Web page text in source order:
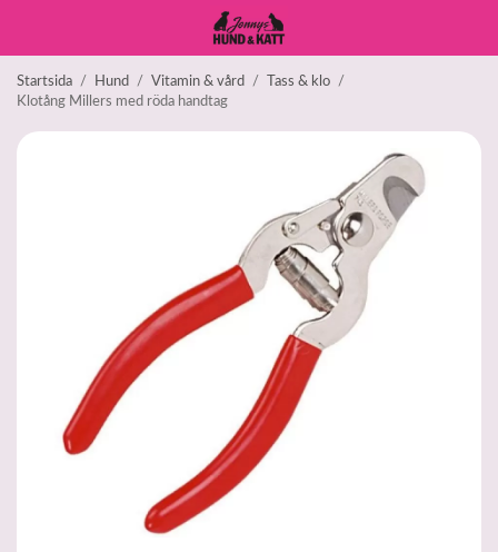
Startsida / Hund / Vitamin & vård / Tass & klo /
Klotång Millers med röda handtag